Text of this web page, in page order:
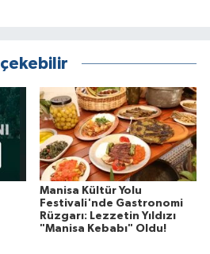
Manisa Kültür Yolu
Festivali'nde Gastronomi
Rüzgarı: Lezzetin Yıldızı
"Manisa Kebabı" Oldu!